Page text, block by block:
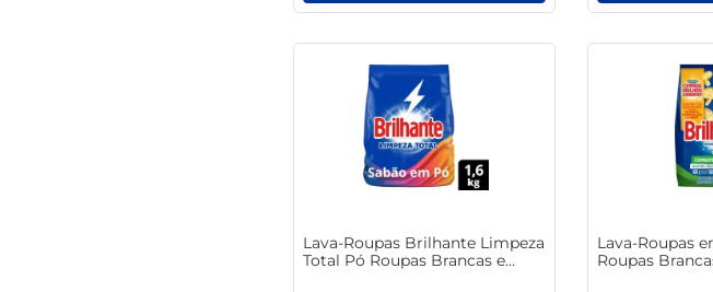
Lava-Roupas Brilhante Limpeza
Total Pó Roupas Brancas e
Lava-Roupas
Roupas